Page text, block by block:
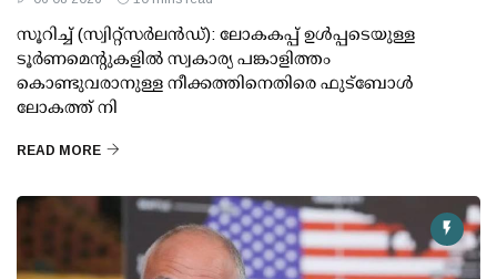
സൂറിച്ച് (സ്വിറ്റ്‌സര്‍ലന്‍ഡ്): ലോകകപ്പ് ഉള്‍പ്പടെയുള്ള
ടൂര്‍ണമെന്റുകളില്‍ സ്വകാര്യ പങ്കാളിത്തം
കൊണ്ടുവരാനുള്ള നീക്കത്തിനെതിരെ ഫുട്ബോള്‍
ലോകത്ത് നി
READ MORE